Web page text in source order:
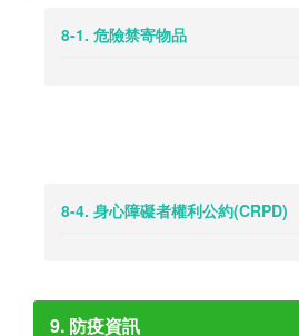
8-1. 危險禁寄物品
8-4. 身心障礙者權利公約(CRPD)
9. 防疫資訊